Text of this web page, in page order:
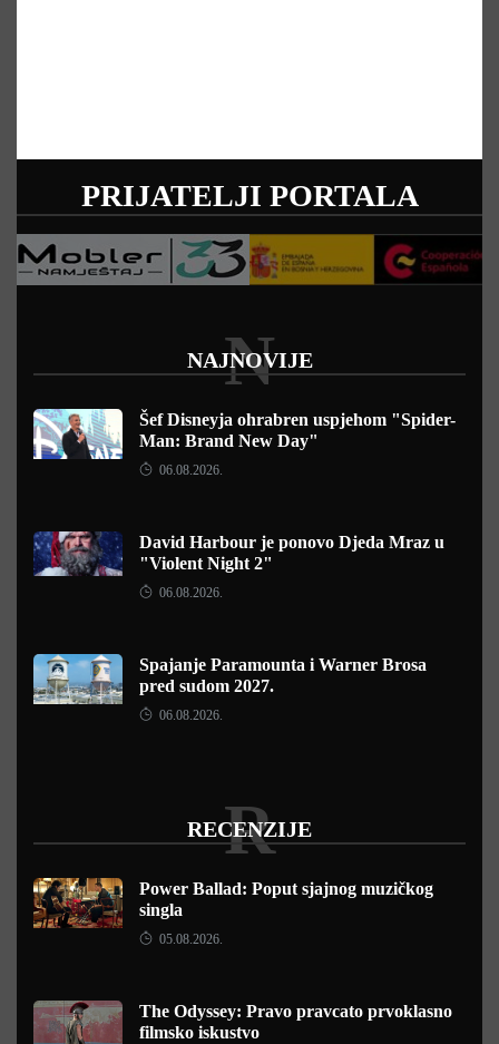
PRIJATELJI PORTALA
NAJNOVIJE
N
Šef Disneyja ohrabren uspjehom "Spider-
Man: Brand New Day"
06.08.2026.
David Harbour je ponovo Djeda Mraz u
"Violent Night 2"
06.08.2026.
Spajanje Paramounta i Warner Brosa
pred sudom 2027.
06.08.2026.
RECENZIJE
R
Power Ballad: Poput sjajnog muzičkog
singla
05.08.2026.
The Odyssey: Pravo pravcato prvoklasno
filmsko iskustvo